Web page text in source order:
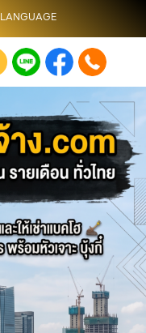
LANGUAGE